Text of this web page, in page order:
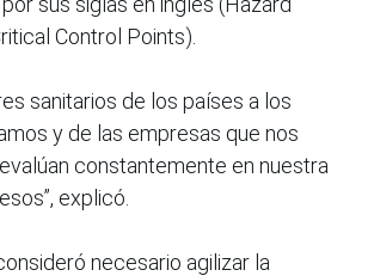
Control Points).
sanitarios de los países a los
y de las empresas que nos
constantemente en nuestra
explicó.
necesario agilizar la